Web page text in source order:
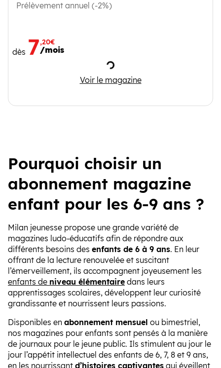
Prélèvement annuel (-2%)
dès 7,20€
/mois
Chargement
Voir le magazine
1jour1actu
Pourquoi choisir un
abonnement magazine
enfant pour les 6-9 ans ?
Milan jeunesse propose une grande variété de
magazines ludo-éducatifs afin de répondre aux
différents besoins des enfants de 6 à 9 ans. En leur
offrant de la lecture renouvelée et suscitant
l’émerveillement, ils accompagnent joyeusement les
enfants de niveau élémentaire dans leurs
apprentissages scolaires, développent leur curiosité
grandissante et nourrissent leurs passions.
Disponibles en abonnement mensuel ou bimestriel,
nos magazines pour enfants sont pensés à la manière
de journaux pour le jeune public. Ils stimulent au jour le
jour l’appétit intellectuel des enfants de 6, 7, 8 et 9 ans,
en les nourrissant d’histoires captivantes qui éveillent